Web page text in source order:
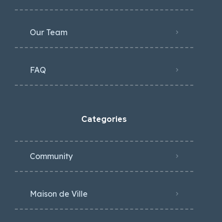
Our Team
FAQ
Categories
Community
Maison de Ville